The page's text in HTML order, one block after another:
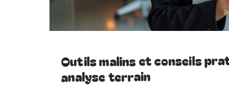
Outils malins et conseils
analyse terrain